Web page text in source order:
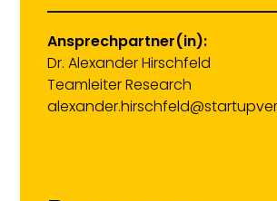
Ansprechpartner(in):
Dr. Alexander Hirschfeld
Teamleiter Research